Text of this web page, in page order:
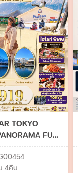
TOKYO
FUJI
4คืน